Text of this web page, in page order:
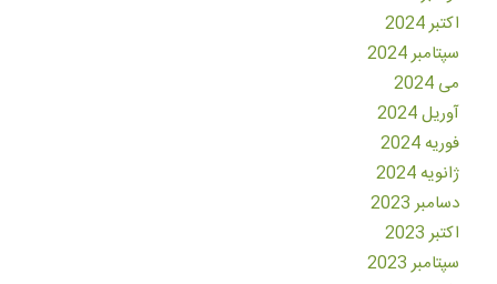
اکتبر 2024
سپتامبر 2024
می 2024
آوریل 2024
فوریه 2024
ژانویه 2024
دسامبر 2023
اکتبر 2023
سپتامبر 2023